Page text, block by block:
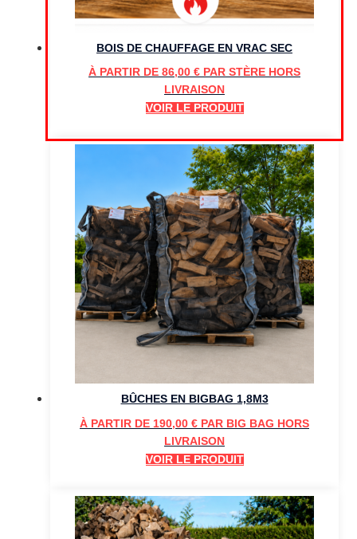
BOIS DE CHAUFFAGE EN VRAC SEC
À PARTIR DE 86,00 € PAR STÈRE HORS
LIVRAISON
VOIR LE PRODUIT
BÛCHES EN BIGBAG 1,8M3
À PARTIR DE 190,00 € PAR BIG BAG HORS
LIVRAISON
VOIR LE PRODUIT